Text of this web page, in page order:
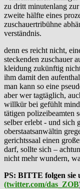
zu dritt minutenlang
zweite hälfte eines
zuschauertribühne
verständnis.
denn es reicht nicht,
steckenden zuschauer
kleidung zukünftig
ihm damit den
man kann so eine
aber wer tagtäglich,
willkür bei gefühlt
tätigen polizeibeamten
selber erlebt - und sich
oberstaatsanwältin
gerichtssaal einen
darf, sollte sich –
nicht mehr wundern,
PS: BITTE folgen sie
(twitter.com/das_ZOB